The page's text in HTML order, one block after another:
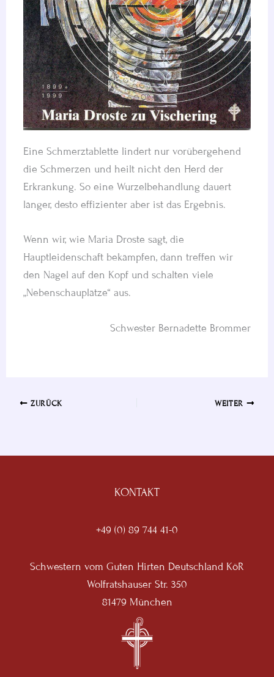
Eine Schmerztablette lindert nur vorübergehend
die Schmerzen und heilt nicht den Herd der
Erkrankung. So eine Wurzelbehandlung dauert
länger, desto effizienter aber ist das Ergebnis.
Wenn wir, wie Maria Droste sagt, die
Hauptleidenschaft bekämpfen, dann treffen wir
den Nagel auf den Kopf und schalten viele
„Nebenschauplätze“ aus.
Schwester Bernadette Brommer
ZURÜCK WEITER
KONTAKT
+49 (0) 89 744 41-0
Schwestern vom Guten Hirten Deutschland KöR
Wolfratshauser Str. 350
81479 München